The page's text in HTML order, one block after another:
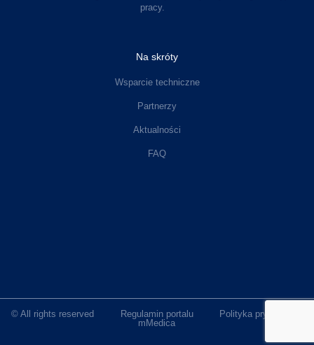
pracy.
Na skróty
Wsparcie techniczne
Partnerzy
Aktualności
FAQ
© All rights reserved
Regulamin portalu
mMedica
Polityka prywatności